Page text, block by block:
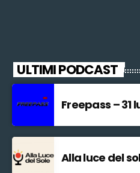
ULTIMI PODCAST
Freepass – 31
Alla luce del